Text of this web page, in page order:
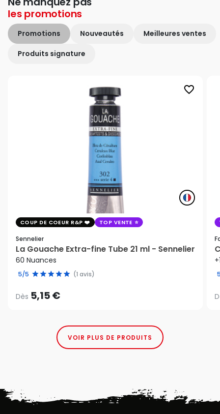
les promotions
Promotions Nouveautés Meilleures ventes
Produits signature
favorite_border
COUP DE COEUR R&P TOP VENTE
Sennelier
La Gouache Extra-fine Tube 21 ml - Sennelier
60 Nuances
5/5 (1 avis)
Dès 5,15 €
VOIR PLUS DE PRODUITS